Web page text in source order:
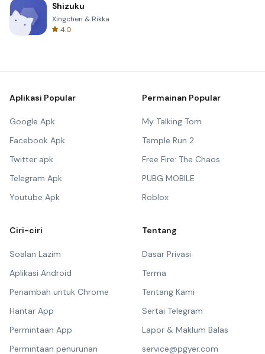
Shizuku
Xingchen & Rikka
4.0
Aplikasi Popular
Google Apk
Facebook Apk
Twitter apk
Telegram Apk
Youtube Apk
Permainan Popular
My Talking Tom
Temple Run 2
Free Fire: The Chaos
PUBG MOBILE
Roblox
Ciri-ciri
Soalan Lazim
Aplikasi Android
Penambah untuk Chrome
Hantar App
Permintaan App
Permintaan penurunan
Tentang
Dasar Privasi
Terma
Tentang Kami
Sertai Telegram
Lapor & Maklum Balas
service@pgyer.com